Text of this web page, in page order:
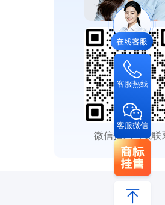
微信扫码与我联
客服热线
客服微信